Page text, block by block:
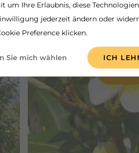
um Ihre Erlaubnis, diese
jederzeit ändern oder
Preference klicken.
Sie mich wählen ICH